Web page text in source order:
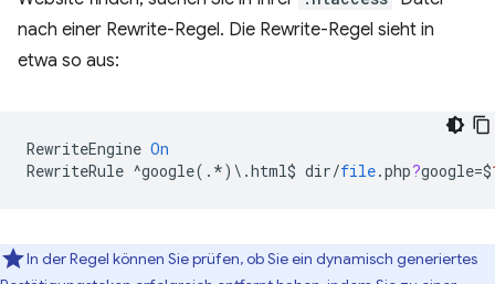
nach einer Rewrite-Regel. Die Rewrite-Regel sieht in
etwa so aus:
RewriteEngine On
RewriteRule ^google(. *) \ .html$ dir/file.php?google=$
In der Regel können Sie prüfen, ob Sie ein dynamisch generiertes